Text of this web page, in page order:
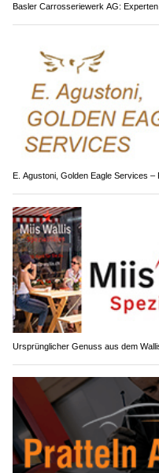
Basler Carrosseriewerk AG:
E. Agustoni, Golden Eagle Services
Ursprünglicher Genuss aus dem